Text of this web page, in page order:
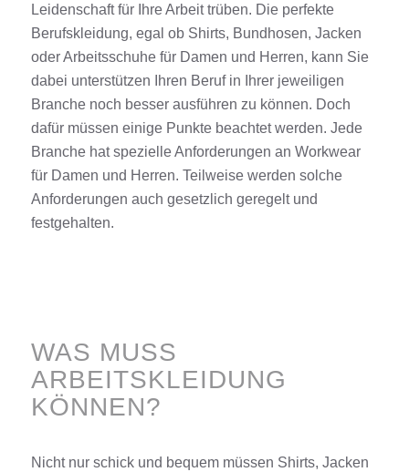
Leidenschaft für Ihre Arbeit trüben. Die perfekte
Berufskleidung, egal ob Shirts, Bundhosen, Jacken
oderArbeitsschuhefür Damen und Herren, kann Sie
dabei unterstützen Ihren Beruf in Ihrer jeweiligen
Branche noch besser ausführen zu können. Doch
dafür müssen einige Punkte beachtet werden. Jede
Branche hat spezielle Anforderungen an Workwear
für Damen und Herren. Teilweise werden solche
Anforderungen auch gesetzlich geregelt und
festgehalten.
WAS MUSS
ARBEITSKLEIDUNG
KÖNNEN?
Nicht nur schick und bequem müssen Shirts, Jacken